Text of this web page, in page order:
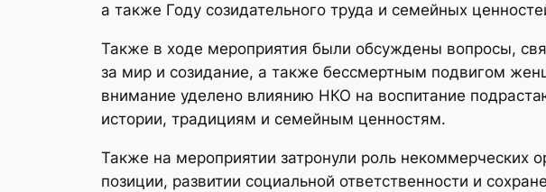
а также Году созидательного труда и семейных
Также в ходе мероприятия были обсуждены вопросы,
за мир и созидание, а также бессмертным подвигом
внимание уделено влиянию НКО на воспитание
истории, традициям и семейным ценностям.
Также на мероприятии затронули роль некоммерческих
позиции, развитии социальной ответственности и